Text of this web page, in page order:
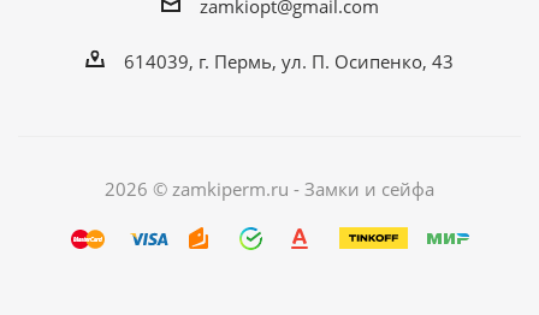
zamkiopt@gmail.com
614039, г. Пермь, ул. П. Осипенко, 43
2026 © zamkiperm.ru - Замки и сейфа